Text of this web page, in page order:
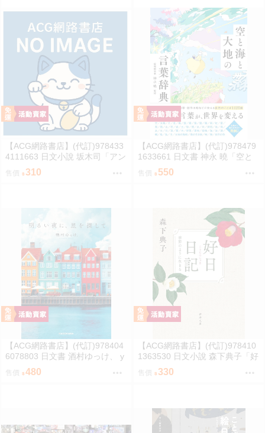
【ACG網路書店】(代訂)978433
4111663 日文小說 坂木司「アン
と幸福」
售價 310
【ACG網路書店】(代訂)978479
1633661 日文書 神永 曉「空と
海と大地の言葉辞典」
售價 550
【ACG網路書店】(代訂)978404
6078803 日文書 酒村ゆっけ、 y
ukke sakamura「明るい夜に、
星を探して」
售價 480
【ACG網路書店】(代訂)978410
1363530 日文小說 森下典子「好
日日記：季節のように生きる」
售價 330